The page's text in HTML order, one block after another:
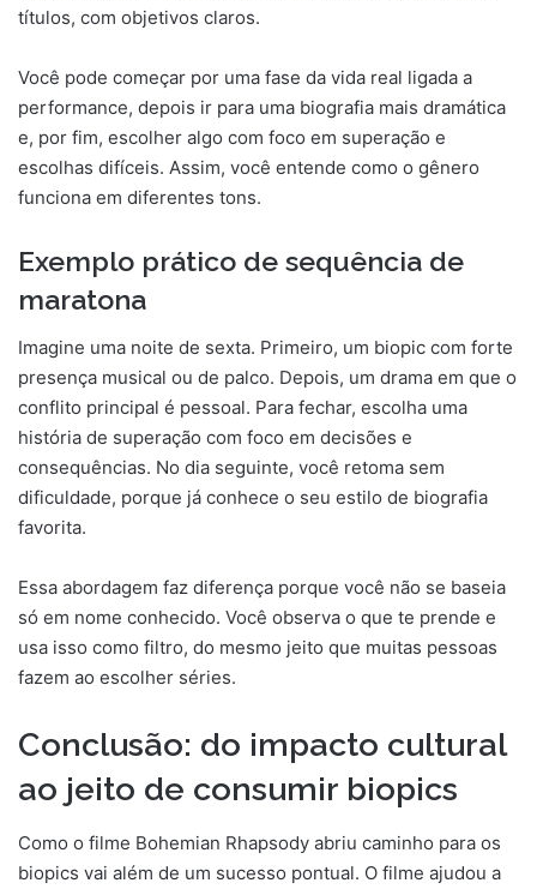
títulos, com objetivos claros.
Você pode começar por uma fase da vida real ligada a
performance, depois ir para uma biografia mais dramática
e, por fim, escolher algo com foco em superação e
escolhas difíceis. Assim, você entende como o gênero
funciona em diferentes tons.
Exemplo prático de sequência de
maratona
Imagine uma noite de sexta. Primeiro, um biopic com forte
presença musical ou de palco. Depois, um drama em que o
conflito principal é pessoal. Para fechar, escolha uma
história de superação com foco em decisões e
consequências. No dia seguinte, você retoma sem
dificuldade, porque já conhece o seu estilo de biografia
favorita.
Essa abordagem faz diferença porque você não se baseia
só em nome conhecido. Você observa o que te prende e
usa isso como filtro, do mesmo jeito que muitas pessoas
fazem ao escolher séries.
Conclusão: do impacto cultural
ao jeito de consumir biopics
Como o filme Bohemian Rhapsody abriu caminho para os
biopics vai além de um sucesso pontual. O filme ajudou a